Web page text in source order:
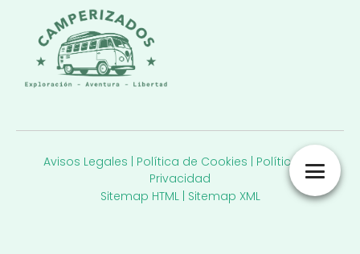
Avisos Legales | Política de Cookies | Política de
Privacidad
Sitemap HTML| Sitemap XML